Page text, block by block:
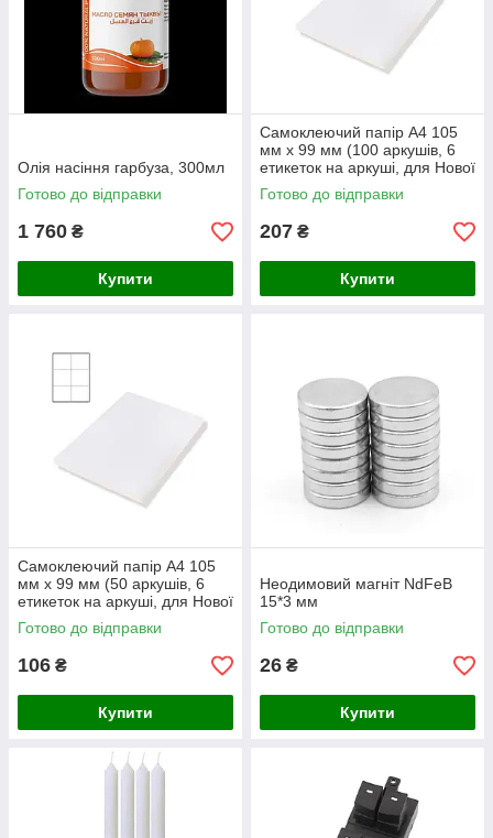
Олія насіння гарбуза, 300мл
Готово до відправки
1 760 ₴
Купити
Самоклеючий папір А4 105
мм х 99 мм (100 аркушів, 6
етикеток на аркуші, для Нової
Пошти)
Готово до відправки
207 ₴
Купити
Самоклеючий папір А4 105
мм х 99 мм (50 аркушів, 6
етикеток на аркуші, для Нової
Пошти)
Готово до відправки
106 ₴
Купити
Неодимовий магніт NdFeB
15*3 мм
Готово до відправки
26 ₴
Купити